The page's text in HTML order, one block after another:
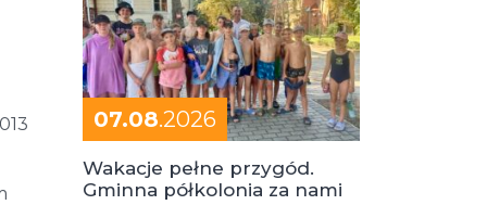
07.08.2026
Wakacje pełne przygód.
Gminna półkolonia za nami